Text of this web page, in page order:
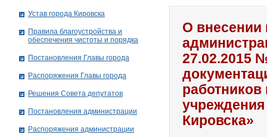
О внесении
27.02.2015
Кировска»
Устав города Кировска
Правила благоустройства и
обеспечения чистоты и порядка
Постановления Главы города
Распоряжения Главы города
Решения Совета депутатов
Постановления администрации
Распоряжения администрации